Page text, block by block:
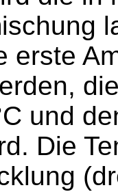
erste
und
Die